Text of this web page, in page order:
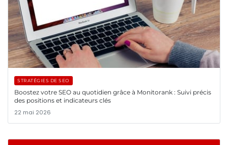
STRATÉGIES DE SEO
Boostez votre SEO au quotidien grâce à Monitorank : Suivi précis
des positions et indicateurs clés
22 mai 2026